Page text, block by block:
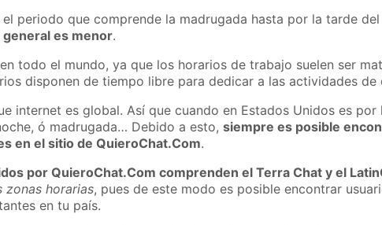
periodo que comprende la madrugada hasta por la tarde
es menor.
todo el mundo, ya que los horarios de trabajo suelen ser
disponen de tiempo libre para dedicar a las actividades
internet es global. Así que cuando en Estados Unidos es
ó madrugada… Debido a esto,siempre es posible
en el sitio de QuieroChat.Com.
por QuieroChat.Com comprenden el Terra Chat y el
zonas horarias, pues de este modo es posible encontrar
en tu país.